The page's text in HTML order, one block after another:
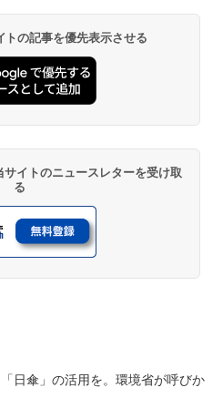
の記事を優先表示させる
イトのニュースレターを受け取
る
日傘」の活用を。環境省が呼びか